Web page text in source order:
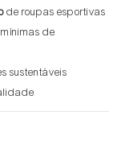
de roupas esportivas
de
sustentáveis